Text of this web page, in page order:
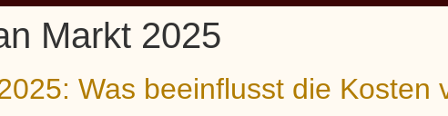
Markt 2025
Was beeinflusst die Kosten